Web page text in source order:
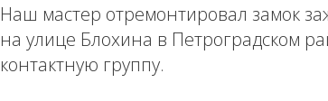
Наш мастер отремонтировал замок
на улице Блохина в Петроградском
контактную группу.